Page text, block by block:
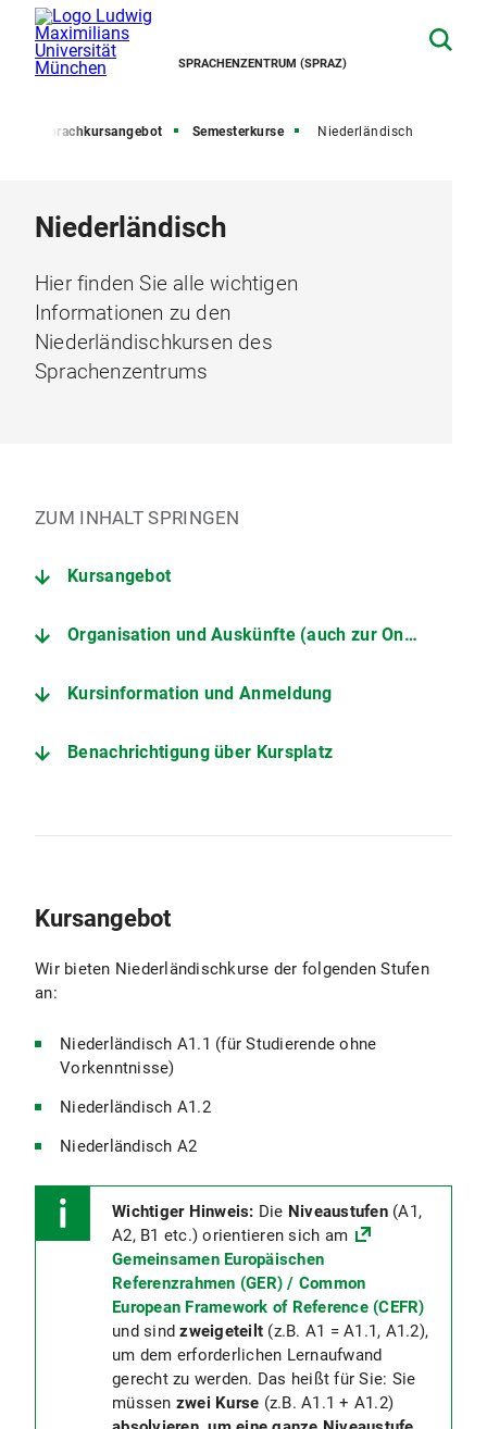
SPRACHENZENTRUM (SPRAZ)
Sprachkursangebot Semesterkurse Niederländisch
Niederländisch
Hier finden Sie alle wichtigen
Informationen zu den
Niederländischkursen des
Sprachenzentrums
ZUM INHALT SPRINGEN
Kursangebot
Organisation und Auskünfte (auch zur Online-Anmeldung)
Kursinformation und Anmeldung
Benachrichtigung über Kursplatz
Kursangebot
Wir bieten Niederländischkurse der folgenden Stufen
an:
Niederländisch A1.1 (für Studierende ohne
Vorkenntnisse)
Niederländisch A1.2
Niederländisch A2
Wichtiger Hinweis: Die Niveaustufen (A1,
A2, B1 etc.) orientieren sich am
Gemeinsamen Europäischen
Referenzrahmen (GER) / Common
European Framework of Reference (CEFR)
und sindzweigeteilt (z.B. A1 = A1.1, A1.2),
um dem erforderlichen Lernaufwand
gerecht zu werden. Das heißt für Sie: Sie
müssen zwei Kurse (z.B. A1.1 + A1.2)